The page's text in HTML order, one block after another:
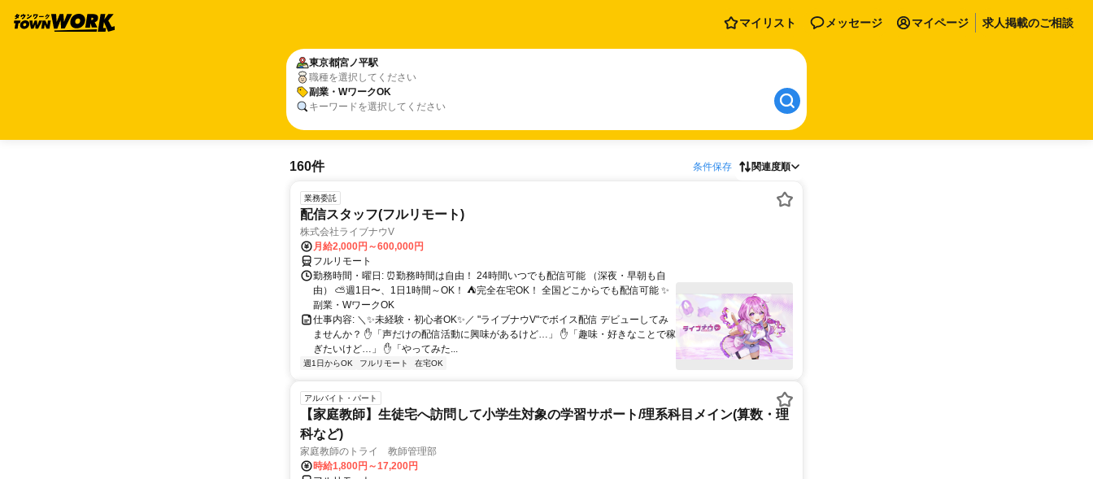
マイリスト メッセージ マイページ 求人掲載のご相談
東京都宮ノ平駅
職種を選択してください
副業・WワークOK
キーワードを選択してください
160件 条件保存 関連度順
業務委託
配信スタッフ(フルリモート)
株式会社ライブナウV
月給2,000円～600,000円
フルリモート
勤務時間・曜日: ⏰勤務時間は自由！ 24時間いつでも配信可能 （深夜・早朝も自
由） ⛅週1日〜、1日1時間～OK！ ⛺完全在宅OK！ 全国どこからでも配信可能 ✨
副業・WワークOK
仕事内容: ＼✨未経験・初心者OK✨／ "ライブナウV"でボイス配信 デビューしてみ
ませんか？ ✋「声だけの配信活動に興味があるけど…」 ✋「趣味・好きなことで稼
ぎたいけど…」 ✋「やってみた...
週1日からOK フルリモート 在宅OK
アルバイト・パート
【家庭教師】生徒宅へ訪問して小学生対象の学習サポート/理系科目メイン(算数・理
科など)
家庭教師のトライ 教師管理部
時給1,800円～17,200円